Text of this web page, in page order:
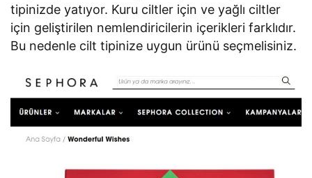
tipinizde yatıyor. Kuru ciltler için ve yağlı ciltler
için geliştirilen nemlendiricilerin içerikleri farklıdır.
Bu nedenle cilt tipinize uygun ürünü seçmelisiniz.